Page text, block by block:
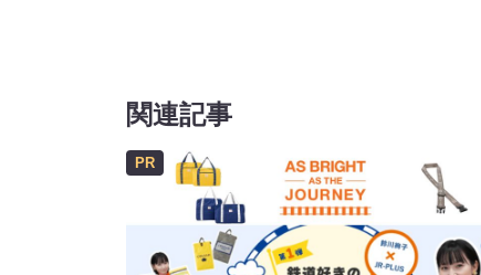
関連記事
PR